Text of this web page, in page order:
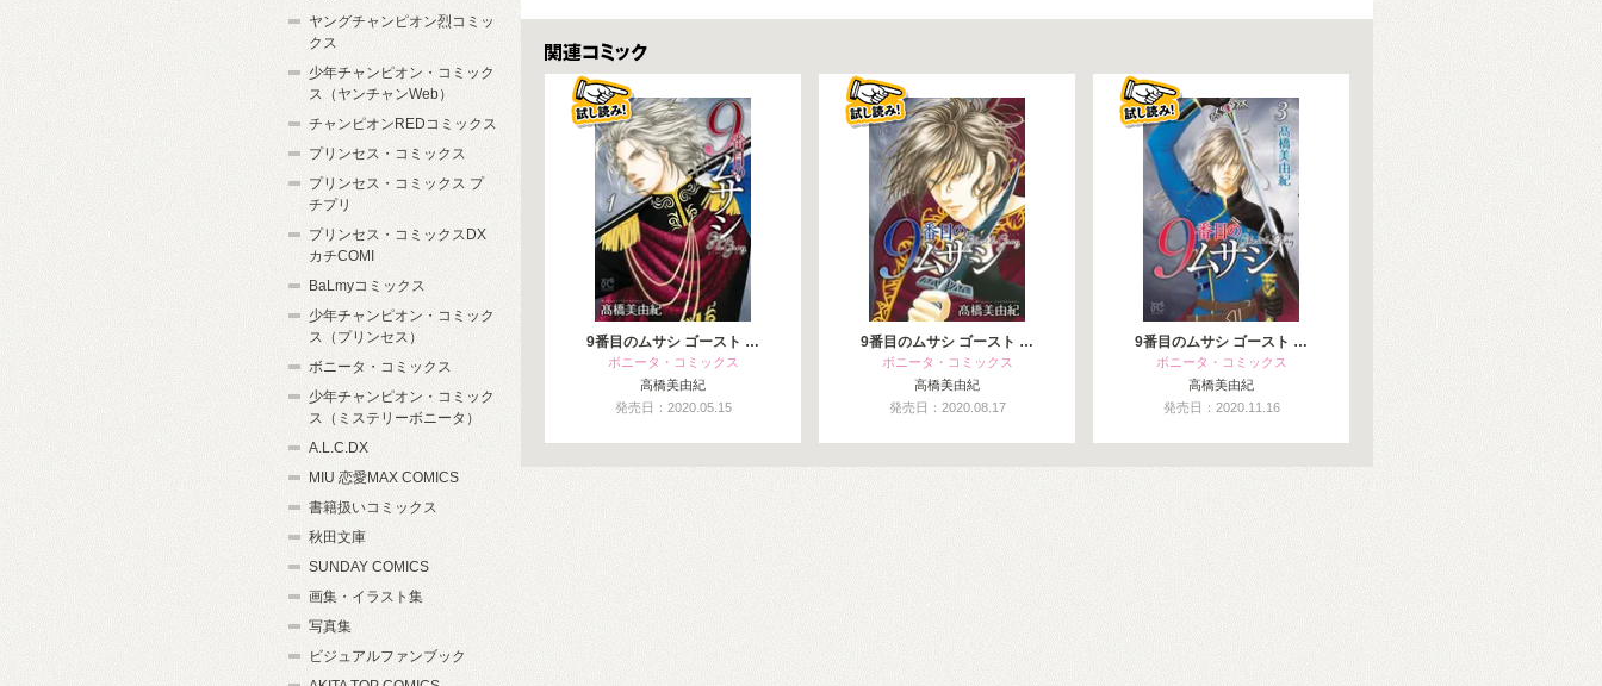
関連コミックス
9番目のムサシ ゴースト …
ボニータ・コミックス
高橋美由紀
発売日：2020.05.15
9番目のムサシ ゴースト …
ボニータ・コミックス
高橋美由紀
発売日：2020.08.17
9番目のムサシ ゴースト …
ボニータ・コミックス
高橋美由紀
発売日：2020.11.16
ヤングチャンピオン烈コミッ
クス
少年チャンピオン・コミック
ス（ヤンチャンWeb）
チャンピオンREDコミックス
プリンセス・コミックス
プリンセス・コミックス プ
チプリ
プリンセス・コミックスDX
カチCOMI
BaLmyコミックス
少年チャンピオン・コミック
ス（プリンセス）
ボニータ・コミックス
少年チャンピオン・コミック
ス（ミステリーボニータ）
A.L.C.DX
MIU 恋愛MAX COMICS
書籍扱いコミックス
秋田文庫
SUNDAY COMICS
画集・イラスト集
写真集
ビジュアルファンブック